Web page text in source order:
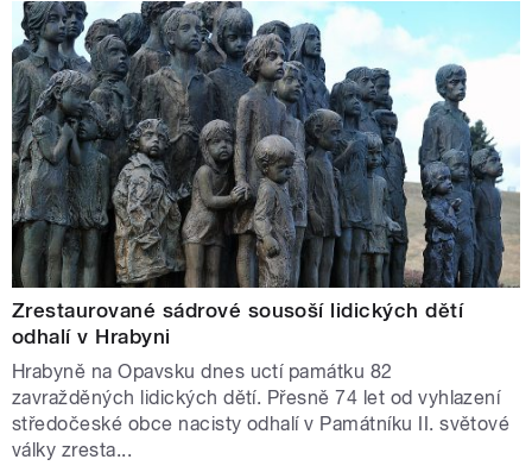
Zrestaurované sádrové sousoší lidických dětí
odhalí v Hrabyni
Hrabyně na Opavsku dnes uctí památku 82
zavražděných lidických dětí. Přesně 74 let od vyhlazení
středočeské obce nacisty odhalí v Památníku II. světové
války zresta...